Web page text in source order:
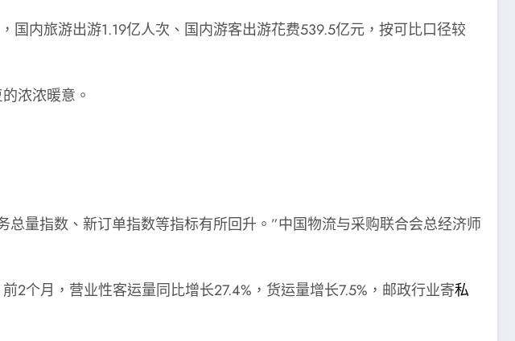
内旅游出游1.19亿人次、国内游客出游花费539.5亿元，按可比口径较
浓浓暖意。
量指数、新订单指数等指标有所回升。”中国物流与采购联合会总经济师
个月，营业性客运量同比增长27.4%，货运量增长7.5%，邮政行业寄私